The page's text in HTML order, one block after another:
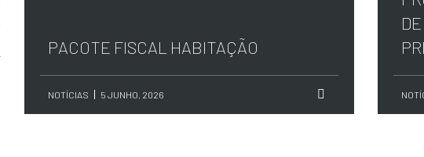
PACOTE FISCAL HABITAÇÃO
NOTÍCIAS 5 JUNHO, 2026